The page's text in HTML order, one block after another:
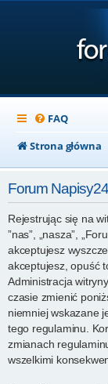
FAQ
Strona główna
Forum
Rejestrując się na
”nas”, „nasza”,
akceptujesz
akceptujesz, opuść
Administracja
czasie zmienić
niemniej wskazane
tego regulaminu.
zmianach
wszelkimi